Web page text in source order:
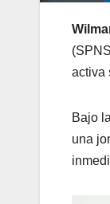
activa
Bajo
una